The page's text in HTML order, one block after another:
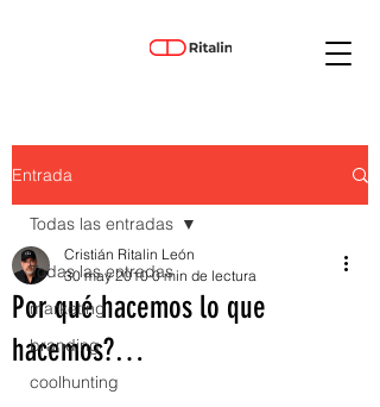
Entrada
Todas las entradas
marketing
branding
coolhunting
Todas las entradas
Por qué hacemos lo que
hacemos?…
Cristián Ritalin León
30 may 2010 0 min de lectura